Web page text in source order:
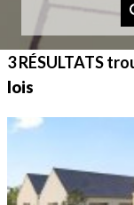
3 RÉSULTATS
lois